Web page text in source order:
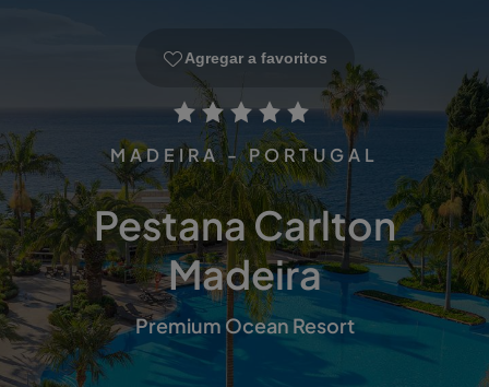
Agregar a favoritos
MADEIRA - PORTUGAL
Pestana Carlton
Madeira
Premium Ocean Resort